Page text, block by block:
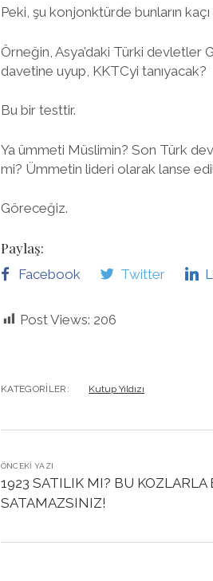
Peki, şu konjonktürde bunların
Örneğin, Asya’daki Türki devletler
davetine uyup, KKTCyi tanıyacak?
Bu bir testtir.
Ya ümmeti Müslimin? Son Türk
mi? Ümmetin lideri olarak lanse
Göreceğiz.
Paylaş:
Facebook Twitter
Post Views: 206
KATEGORILER: Kutup Yıldızı
ÖNCEKI YAZI
1923 SATILIK MI? BU KOZLARLA
SATAMAZSINIZ!